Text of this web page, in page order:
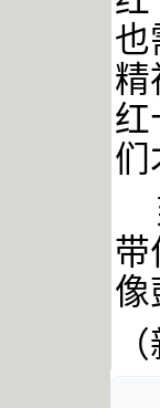
也
精
红
们
带
像